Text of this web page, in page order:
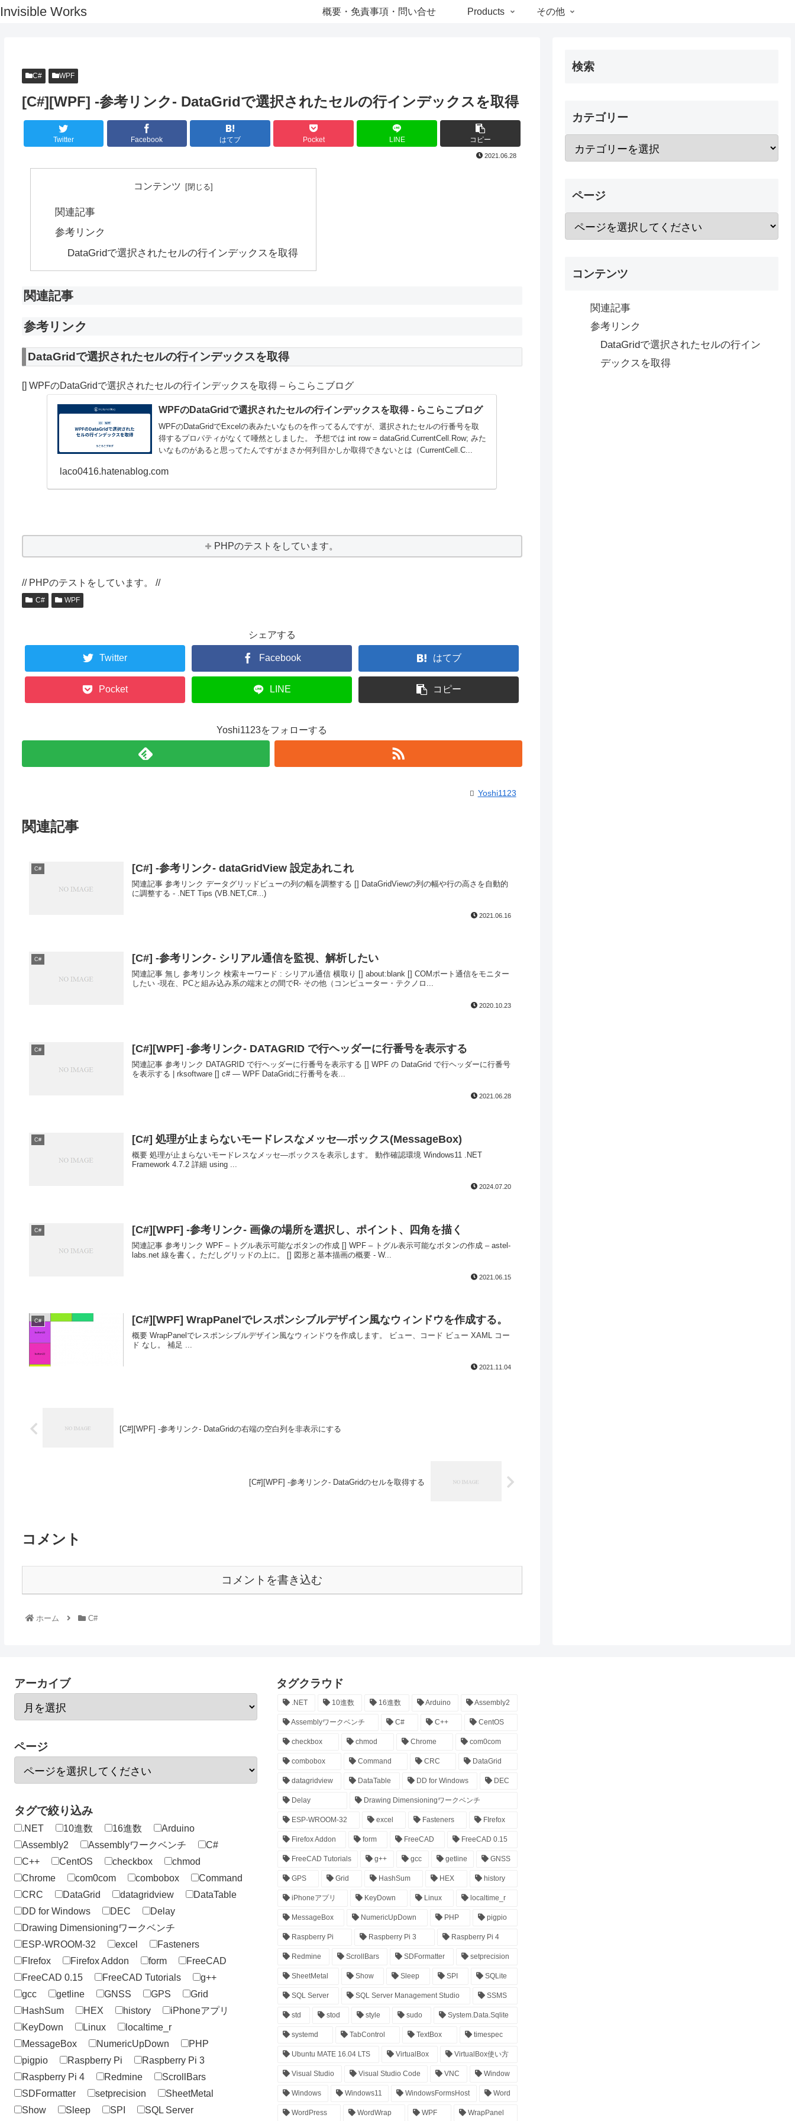
Invisible Works 概要・免責事項・問い合せ Products その他
C# WPF
[C#][WPF] -参考リンク- DataGridで選択されたセルの行インデックスを取得
Twitter Facebook はてブ Pocket LINE コピー
2021.06.28
コンテンツ
関連記事
参考リンク
DataGridで選択されたセルの行インデックスを取得
関連記事
参考リンク
DataGridで選択されたセルの行インデックスを取得
[] WPFのDataGridで選択されたセルの行インデックスを取得 – らこらこブログ
WPFのDataGridで選択されたセルの行インデックスを取得 - らこらこブログ
WPFのDataGridでExcelの表みたいなものを作ってるんですが、選択されたセルの行番号を取
得するプロパティがなくて唖然としました。 予想では int row = dataGrid.CurrentCell.Row; みた
いなものがあると思ってたんですがまさか何列目かしか取得できないとは（CurrentCell.C...
laco0416.hatenablog.com
PHPのテストをしています。
// PHPのテストをしています。 //
C# WPF
シェアする
Twitter Facebook はてブ
Pocket LINE コピー
Yoshi1123をフォローする
Yoshi1123
関連記事
C# [C#] -参考リンク- dataGridView 設定あれこれ
関連記事 参考リンク データグリッドビューの列の幅を調整する [] DataGridViewの列の幅や行の高さを自動的
に調整する - .NET Tips (VB.NET,C#...)
2021.06.16
C# [C#] -参考リンク- シリアル通信を監視、解析したい
関連記事 無し 参考リンク 検索キーワード : シリアル通信 横取り [] about:blank [] COMポート通信をモニター
したい -現在、PCと組み込み系の端末との間でR- その他（コンピューター・テクノロ...
2020.10.23
C# [C#][WPF] -参考リンク- DATAGRID で行ヘッダーに行番号を表示する
関連記事 参考リンク DATAGRID で行ヘッダーに行番号を表示する [] WPF の DataGrid で行ヘッダーに行番号
を表示する | rksoftware [] c# — WPF DataGridに行番号を表...
2021.06.28
C# [C#] 処理が止まらないモードレスなメッセ―ボックス(MessageBox)
概要 処理が止まらないモードレスなメッセ―ボックスを表示します。 動作確認環境 Windows11 .NET
Framework 4.7.2 詳細 using ...
2024.07.20
C# [C#][WPF] -参考リンク- 画像の場所を選択し、ポイント、四角を描く
関連記事 参考リンク WPF – トグル表示可能なボタンの作成 [] WPF – トグル表示可能なボタンの作成 – astel-
labs.net 線を書く。ただしグリッドの上に。 [] 図形と基本描画の概要 - W...
2021.06.15
C# [C#][WPF] WrapPanelでレスポンシブルデザイン風なウィンドウを作成する。
概要 WrapPanelでレスポンシブルデザイン風なウィンドウを作成します。 ビュー、コード ビュー XAML コー
ド なし。 補足 ...
2021.11.04
[C#][WPF] -参考リンク- DataGridの右端の空白列を非表示にする
[C#][WPF] -参考リンク- DataGridのセルを取得する
コメント
コメントを書き込む
ホーム C#
検索
カテゴリー
ページ
コンテンツ
関連記事
参考リンク
DataGridで選択されたセルの行イン
デックスを取得
アーカイブ
ページ
タグで絞り込み
.NET 10進数 16進数
Arduino
Assembly2
Assemblyワークベンチ
C#
C++
CentOS checkbox
chmod
Chrome
com0com combobox
Command
CRC
DataGrid datagridview
DataTable
DD for Windows
DEC
Delay
Drawing Dimensioningワークベンチ
ESP-WROOM-32
excel
Fasteners
FIrefox
Firefox Addon form
FreeCAD
FreeCAD 0.15
FreeCAD Tutorials
g++
gcc
getline GNSS GPS
Grid
HashSum
HEX history
iPhoneアプリ
KeyDown
Linux
localtime_r
MessageBox
NumericUpDown
PHP
pigpio
Raspberry Pi
Raspberry Pi 3
Raspberry Pi 4
Redmine
ScrollBars
SDFormatter
setprecision
SheetMetal
Show
Sleep SPI SQL Server
タグクラウド
.NET 10進数 16進数 Arduino Assembly2
Assemblyワークベンチ C# C++ CentOS
checkbox chmod Chrome com0com
combobox Command CRC DataGrid
datagridview DataTable DD for Windows DEC
Delay Drawing Dimensioningワークベンチ
ESP-WROOM-32 excel Fasteners FIrefox
Firefox Addon form FreeCAD FreeCAD 0.15
FreeCAD Tutorials g++ gcc getline GNSS
GPS Grid HashSum HEX history
iPhoneアプリ KeyDown Linux localtime_r
MessageBox NumericUpDown PHP pigpio
Raspberry Pi Raspberry Pi 3 Raspberry Pi 4
Redmine ScrollBars SDFormatter setprecision
SheetMetal Show Sleep SPI SQLite
SQL Server SQL Server Management Studio SSMS
std stod style sudo System.Data.Sqlite
systemd TabControl TextBox timespec
Ubuntu MATE 16.04 LTS VirtualBox VirtualBox使い方
Visual Studio Visual Studio Code VNC Window
Windows Windows11 WindowsFormsHost Word
WordPress WordWrap WPF WrapPanel